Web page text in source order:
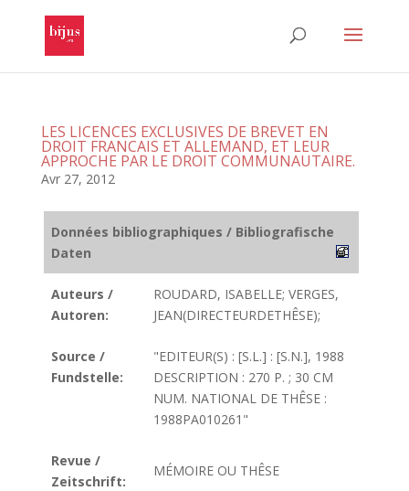
LES LICENCES EXCLUSIVES DE BREVET EN
DROIT FRANCAIS ET ALLEMAND, ET LEUR
APPROCHE PAR LE DROIT COMMUNAUTAIRE.
Avr 27, 2012
Données bibliographiques / Bibliografische
Daten
Auteurs /
Autoren:
ROUDARD, ISABELLE; VERGES,
JEAN(DIRECTEURDETHÊSE);
Source /
Fundstelle:
"EDITEUR(S) : [S.L.] : [S.N.], 1988
DESCRIPTION : 270 P. ; 30 CM
NUM. NATIONAL DE THÊSE :
1988PA010261"
Revue /
Zeitschrift:
MÉMOIRE OU THÊSE